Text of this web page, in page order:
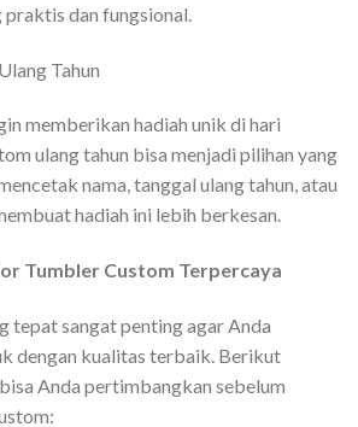
dan fungsional.
Tahun
memberikan hadiah unik di hari
ulang tahun bisa menjadi pilihan yang
nama, tanggal ulang tahun, atau
hadiah ini lebih berkesan.
Tumbler Custom Terpercaya
tepat sangat penting agar Anda
dengan kualitas terbaik. Berikut
Anda pertimbangkan sebelum